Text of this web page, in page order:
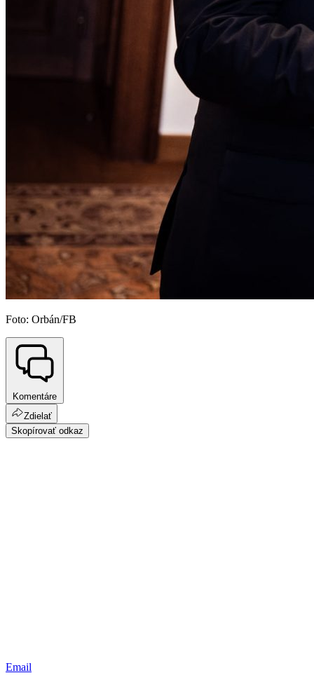
Foto: Orbán/FB
Komentáre
Zdielať
Skopírovať odkaz
Email